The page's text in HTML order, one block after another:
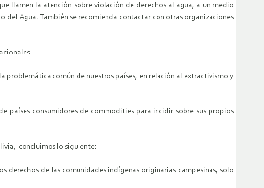
llamen la atención sobre violación de derechos al agua, a un medio
Agua. También se recomienda contactar con otras organizaciones
común de nuestros países, en relación al extractivismo y
consumidores de commodities para incidir sobre sus propios
concluimos lo siguiente:
de las comunidades indígenas originarias campesinas, solo